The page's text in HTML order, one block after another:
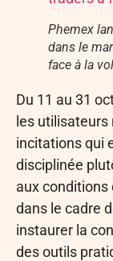
Phemex
dans le
face à la
Du 11 au 31
les utilisateurs
incitations qui
disciplinée
aux conditions
dans le cadre
instaurer la
des outils